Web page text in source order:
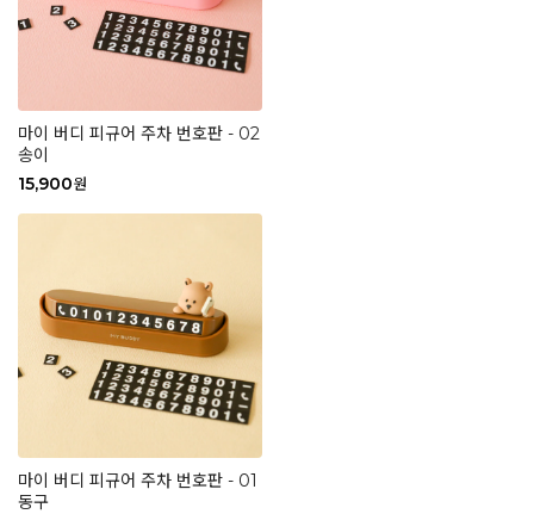
마이 버디 피규어 주차 번호판 - 02
송이
15,900원
마이 버디 피규어 주차 번호판 - 01
동구